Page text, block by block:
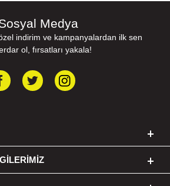
Medya
indirim ve kampanyalardan ilk sen
ol, fırsatları yakala!